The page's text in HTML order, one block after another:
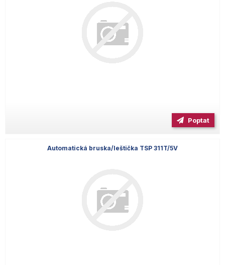
Poptat
Automatická bruska/leštička TSP 311T/5V